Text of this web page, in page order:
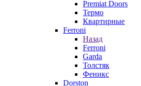
Premiat Doors
Термо
Квартирные
Ferroni
Назад
Ferroni
Garda
Толстяк
Феникс
Dorston